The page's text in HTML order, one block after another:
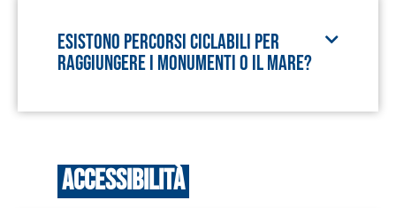
Esistono percorsi ciclabili per
raggiungere i monumenti o il mare?
Accessibilità